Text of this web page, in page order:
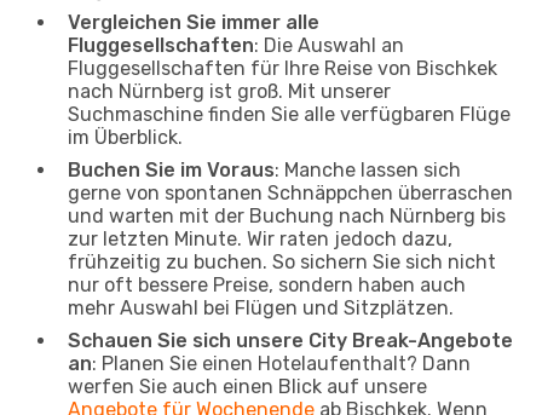
Vergleichen Sie immer alle
Fluggesellschaften: Die Auswahl an
Fluggesellschaften für Ihre Reise von Bischkek
nach Nürnberg ist groß. Mit unserer
Suchmaschine finden Sie alle verfügbaren Flüge
im Überblick.
Buchen Sie im Voraus: Manche lassen sich
gerne von spontanen Schnäppchen überraschen
und warten mit der Buchung nach Nürnberg bis
zur letzten Minute. Wir raten jedoch dazu,
frühzeitig zu buchen. So sichern Sie sich nicht
nur oft bessere Preise, sondern haben auch
mehr Auswahl bei Flügen und Sitzplätzen.
Schauen Sie sich unsere City Break-Angebote
an: Planen Sie einen Hotelaufenthalt? Dann
werfen Sie auch einen Blick auf unsere
Angebote für Wochenende ab Bischkek. Wenn